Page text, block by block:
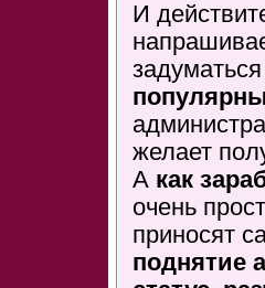
И
желает
А как
очень
приносят
поднятие